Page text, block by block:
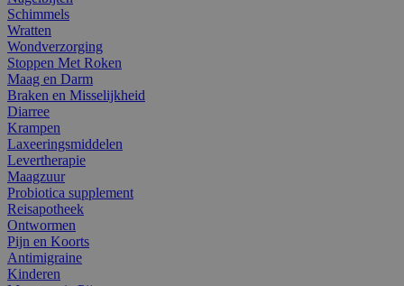
Schimmels
Wratten
Wondverzorging
Stoppen Met Roken
Maag en Darm
Braken en Misselijkheid
Diarree
Krampen
Laxeeringsmiddelen
Levertherapie
Maagzuur
Probiotica supplement
Reisapotheek
Ontwormen
Pijn en Koorts
Antimigraine
Kinderen